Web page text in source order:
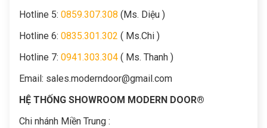
Hotline 5: 0859.307.308 (Ms. Diệu )
Hotline 6: 0835.301.302 ( Ms.Chi )
Hotline 7: 0941.303.304 ( Ms. Thanh )
Email: sales.moderndoor@gmail.com
HỆ THỐNG SHOWROOM MODERN DOOR®
Chi nhánh Miền Trung :